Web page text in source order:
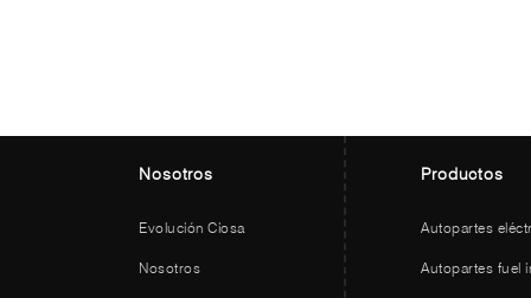
Nosotros
Evolución Ciosa
Nosotros
Productos
Autopartes
Autopartes fuel